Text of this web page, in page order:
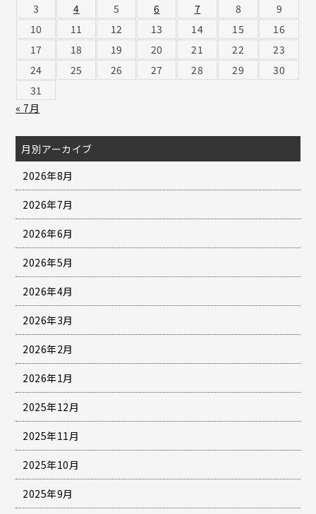
3
4 5 6 7 8
9
10
11 12 13 14 15
16
17
18 19 20 21 22
23
24
25 26 27 28 29
30
31
« 7月
月別アーカイブ
2026年8月
2026年7月
2026年6月
2026年5月
2026年4月
2026年3月
2026年2月
2026年1月
2025年12月
2025年11月
2025年10月
2025年9月